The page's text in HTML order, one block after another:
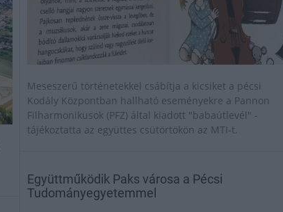
Meseszerű történetekkel csábítja a kicsiket a pécsi
Kodály Központban hallható eseményekre a Pannon
Filharmonikusok (PFZ) által kiadott "babaútlevél" -
tájékoztatta az együttes csütörtökön az MTI-t.
Együttműködik Paks városa a Pécsi
Tudományegyetemmel